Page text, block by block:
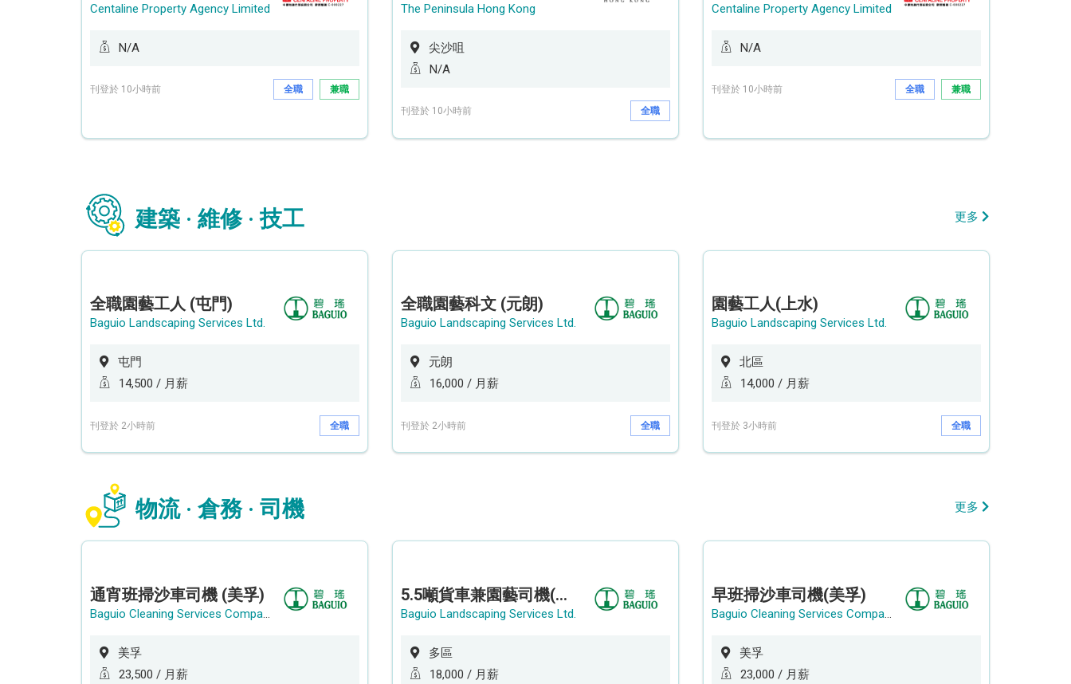
Centaline Property Agency Limited
N/A
刊登於 10小時前 全職 兼職
The Peninsula Hong Kong
尖沙咀
N/A
刊登於 10小時前 全職
Centaline Property Agency Limited
N/A
刊登於 10小時前 全職 兼職
建築 · 維修 · 技工 更多
全職園藝工人 (屯門)
Baguio Landscaping Services Ltd.
屯門
14,500 / 月薪
刊登於 2小時前 全職
全職園藝科文 (元朗)
Baguio Landscaping Services Ltd.
元朗
16,000 / 月薪
刊登於 2小時前 全職
園藝工人(上水)
Baguio Landscaping Services Ltd.
北區
14,000 / 月薪
刊登於 3小時前 全職
物流 · 倉務 · 司機 更多
通宵班掃沙車司機 (美孚)
Baguio Cleaning Services Company Limited
美孚
23,500 / 月薪
5.5噸貨車兼園藝司機(港九新界)
Baguio Landscaping Services Ltd.
多區
18,000 / 月薪
早班掃沙車司機(美孚)
Baguio Cleaning Services Company Limited
美孚
23,000 / 月薪